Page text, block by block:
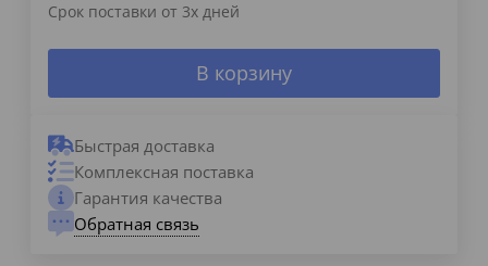
Срок поставки от 3х дней
В корзину
Быстрая доставка
Комплексная поставка
Гарантия качества
Обратная связь